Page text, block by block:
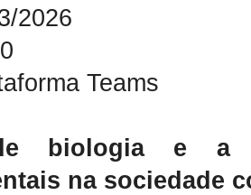
2026
Teams
biologia e a
na sociedade